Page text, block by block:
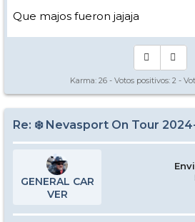
Que majos fueron jajaja
Karma: 26 - Votos positivos: 2 -
Re: ❄️ Nevasport On Tour
GENERAL CAR
VER